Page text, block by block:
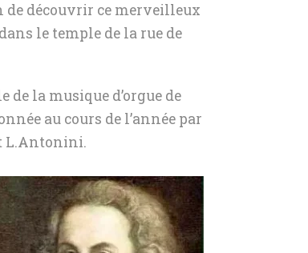
de découvrir ce merveilleux
le temple de la rue de
de la musique d’orgue de
au cours de l’année par
L.Antonini.